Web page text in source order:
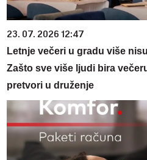
23. 07. 2026 12:47
Letnje večeri u gradu više
Zašto sve više ljudi bira
pretvori u druženje